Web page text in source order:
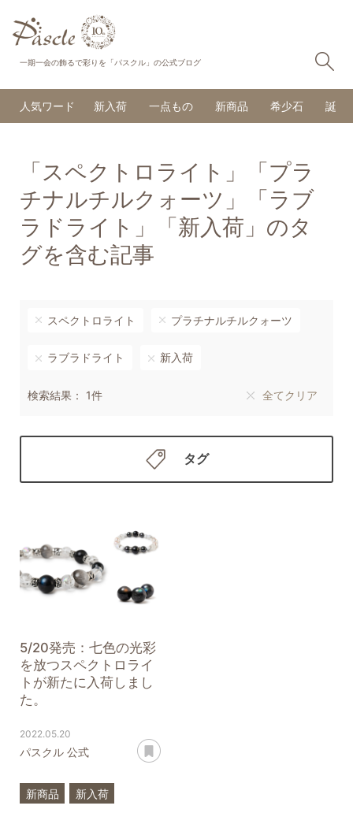
一期一会の飾るで彩りを「パスクル」の公式ブログ
人気ワード 新入荷 一点もの 新商品 希少石 誕生
「スペクトロライト」「プラ
チナルチルクォーツ」「ラブ
ラドライト」「新入荷」のタ
グを含む記事
スペクトロライト プラチナルチルクォーツ
ラブラドライト 新入荷
検索結果： 1件 全てクリア
タグ
5/20発売：七色の光彩
を放つスペクトロライ
トが新たに入荷しまし
た。
2022.05.20
パスクル 公式
新商品
新入荷